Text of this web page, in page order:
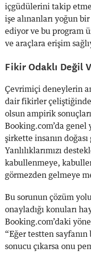
içgüdülerini takip
işe alınanları yoğun
ediyor ve bu program
ve araçlara erişim
Fikir Odaklı Değil
Çevrimiçi deneylerin
dair fikirler
olsun ampirik
Booking.com’da genel
şirkette insanın
Yanlılıklarımızı
kabullenmeye,
görmezden gelmeye
Bu sorunun çözüm
onayladığı konuları
Booking.com’daki
“Eğer testten sayfanın
sonucu çıkarsa onu